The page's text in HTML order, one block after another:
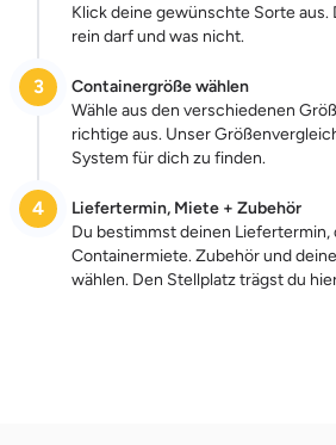
Entsorgungsdienst Manfred Kolle GmbH
Karl-Heinz Piotraschke Containerdienst
Containerdienst Haase
Jürgen Sander GmbH
Klick deine gewünschte Sorte aus.
rein darf und was nicht.
3
Containergröße wählen
Wähle aus den verschiedenen
richtige aus. Unser
System für dich zu finden.
4
Liefertermin, Miete + Zubehör
Du bestimmst deinen Liefertermin,
Containermiete. Zubehör und
wählen. Den Stellplatz trägst du